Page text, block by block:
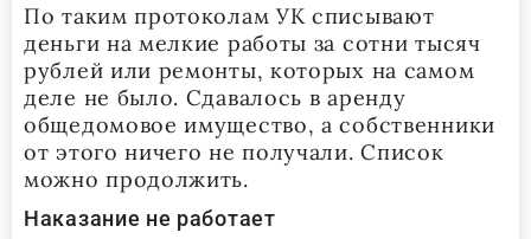
По таким протоколам УК списывают
деньги на мелкие работы за сотни тысяч
рублей или ремонты, которых на самом
деле не было. Сдавалось в аренду
общедомовое имущество, а собственники
от этого ничего не получали. Список
можно продолжить.
Наказание не работает